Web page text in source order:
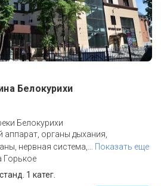
Белокурихи
Белокурихи
аппарат, органы дыхания,
нервная система,… Показать еще
Горькое
1 катег.